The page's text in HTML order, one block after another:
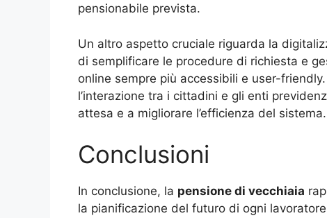
pensionabile prevista.
Un altro aspetto cruciale riguarda la
di semplificare le procedure di richiesta e
online sempre più accessibili e user-
l’interazione tra i cittadini e gli enti
attesa e a migliorare l’efficienza del sistema.
Conclusioni
In conclusione, la pensione di vecchiaia
la pianificazione del futuro di ogni